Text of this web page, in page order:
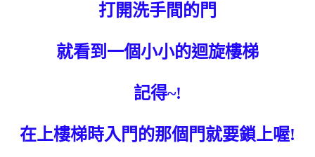
打開洗手間的門
就看到一個小小的迴旋樓梯
記得~!
在上樓梯時入門的那個門就要鎖上喔!